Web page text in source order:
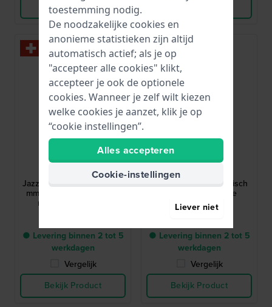
Bekijk Product
H32705041
Jazzmaster Open Heart 42
mm Automatisch horloge
met opengewerkte
● Levering binnen 2 tot 5
werkdagen
Vergelijk
Bekijk Product
H24301731
Ventura 32.3 mm Iconisch
zwart quartzhorloge
● Levering binnen 2 tot 5
werkdagen
Vergelijk
Bekijk Product
toestemming nodig.
De noodzakelijke cookies en
anonieme statistieken zijn altijd
automatisch actief; als je op
"accepteer alle cookies" klikt,
accepteer je ook de optionele
cookies. Wanneer je zelf wilt kiezen
welke cookies je aanzet, klik je op
“cookie instellingen”.
Alles accepteren
Cookie-instellingen
Liever niet